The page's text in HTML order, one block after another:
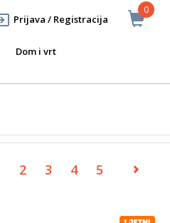
0
Prijava / Registracija
Dom i vrt
2 3 4 5